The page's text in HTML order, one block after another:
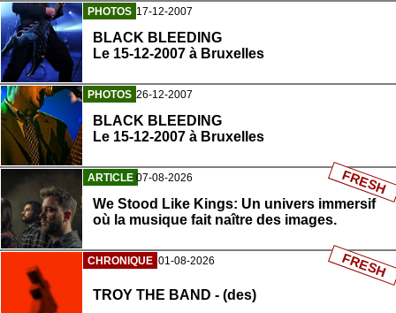
PHOTOS 17-12-2007
BLACK BLEEDING
Le 15-12-2007 à Bruxelles
PHOTOS 26-12-2007
BLACK BLEEDING
Le 15-12-2007 à Bruxelles
ARTICLE 07-08-2026
We Stood Like Kings: Un univers immersif
où la musique fait naître des images.
FRESH
CHRONIQUE 01-08-2026
TROY THE BAND - (des)
FRESH